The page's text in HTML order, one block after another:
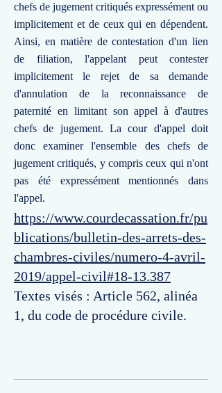
chefs de jugement critiqués expressément ou
implicitement et de ceux qui en dépendent.
Ainsi, en matière de contestation d'un lien
de filiation, l'appelant peut contester
implicitement le rejet de sa demande
d'annulation de la reconnaissance de
paternité en limitant son appel à d'autres
chefs de jugement. La cour d'appel doit
donc examiner l'ensemble des chefs de
jugement critiqués, y compris ceux qui n'ont
pas été expressément mentionnés dans
l'appel.
https://www.courdecassation.fr/pu
blications/bulletin-des-arrets-des-
chambres-civiles/numero-4-avril-
2019/appel-civil#18-13.387
Textes visés : Article 562, alinéa
1, du code de procédure civile.